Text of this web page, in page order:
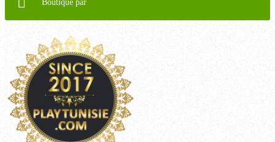
Boutique par